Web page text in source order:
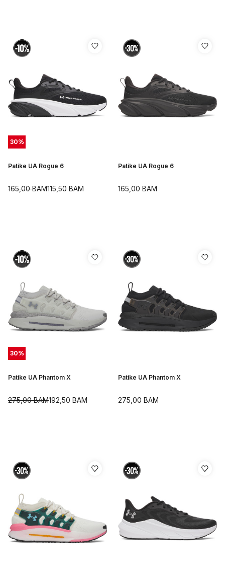
30%
Patike UA Rogue 6
115,50 BAM
165,00BAM
Patike UA Rogue 6
165,00 BAM
30%
Patike UA Phantom X
192,50 BAM
275,00BAM
Patike UA Phantom X
275,00 BAM